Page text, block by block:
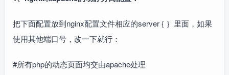
把下面配置放到nginx配置文件相应的server { ｝里面，如果
使用其他端口号，改一下就行：
#所有php的动态页面均交由apache处理